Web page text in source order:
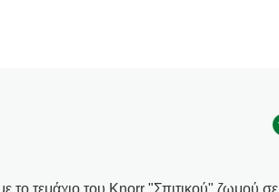
το τεμάχιο του Knorr "Σπιτικού" ζωμού σε